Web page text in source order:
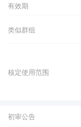
有效期
类似群组
核定使用范围
初审公告